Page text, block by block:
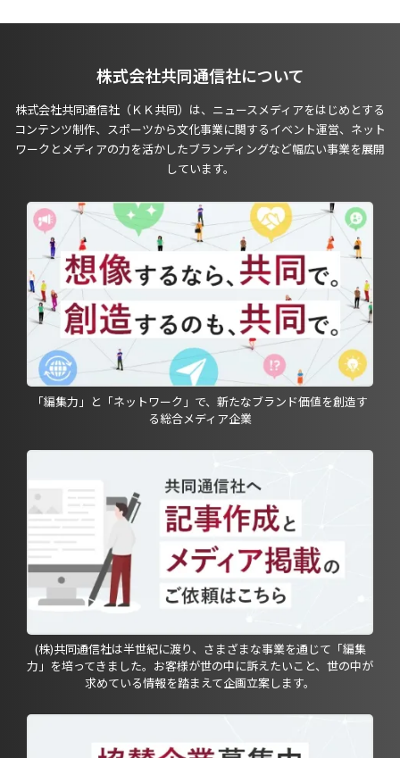
株式会社共同通信社について
株式会社共同通信社（ＫＫ共同）は、ニュースメディアをはじめとする
コンテンツ制作、スポーツから文化事業に関するイベント運営、ネット
ワークとメディアの力を活かしたブランディングなど幅広い事業を展開
しています。
「編集力」と「ネットワーク」で、新たなブランド価値を創造す
る総合メディア企業
(株)共同通信社は半世紀に渡り、さまざまな事業を通じて「編集
力」を培ってきました。お客様が世の中に訴えたいこと、世の中が
求めている情報を踏まえて企画立案します。